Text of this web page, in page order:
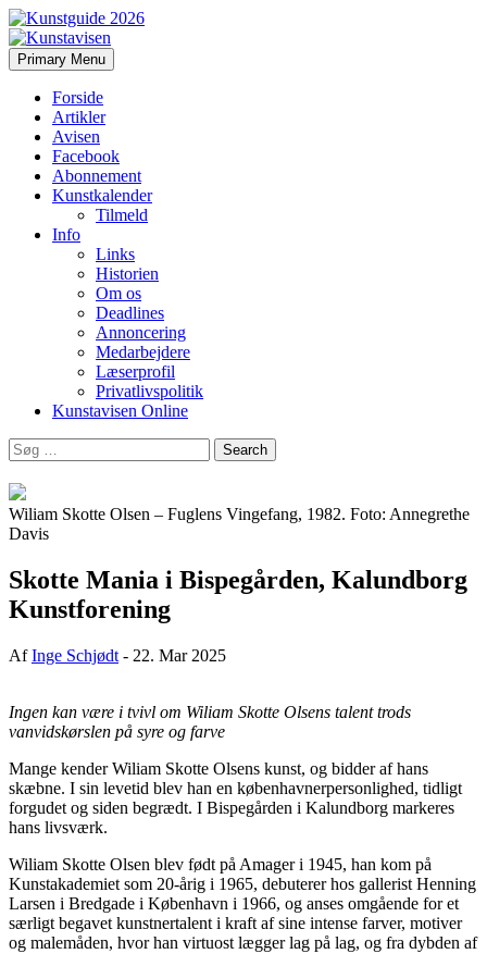
Kunstavisen
Search
Primary Menu Skip
to
Forside
Artikler
Avisen
Facebook
Abonnement
Kunstkalender
Tilmeld
Info
Links
Historien
Om os
Deadlines
Annoncering
Medarbejdere
Læserprofil
Privatlivspolitik
Kunstavisen Online
Search
for:
Wiliam Skotte Olsen – Fuglens Vingefang, 1982. Foto: Annegrethe
Davis
Skotte Mania i Bispegården, Kalundborg
Kunstforening
AfInge Schjødt - 22. Mar 2025
Ingen kan være i tvivl om Wiliam Skotte Olsens talent trods
vanvidskørslen på syre og farve
Mange kender Wiliam Skotte Olsens kunst, og bidder af hans
skæbne. I sin levetid blev han en københavnerpersonlighed, tidligt
forgudet og siden begrædt. I Bispegården i Kalundborg markeres
hans livsværk.
Wiliam Skotte Olsen blev født på Amager i 1945, han kom på
Kunstakademiet som 20-årig i 1965, debuterer hos gallerist Henning
Larsen i Bredgade i København i 1966, og anses omgående for et
særligt begavet kunstnertalent i kraft af sine intense farver, motiver
og malemåden, hvor han virtuost lægger lag på lag, og fra dybden af